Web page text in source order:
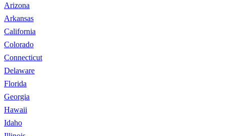
Arizona
Arkansas
California
Colorado
Connecticut
Delaware
Florida
Georgia
Hawaii
Idaho